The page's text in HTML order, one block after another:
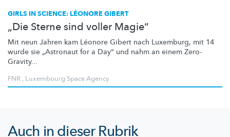
GIRLS IN SCIENCE: LÉONORE GIBERT
„Die Sterne sind voller Magie“
Mit neun Jahren kam Léonore Gibert nach Luxemburg, mit 14
wurde sie „Astronaut for a Day“ und nahm an einem Zero-
Gravity...
FNR , Luxembourg Space Agency
Auch in dieser Rubrik